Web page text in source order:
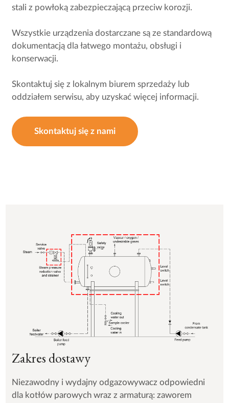
stali z powłoką zabezpieczającą przeciw korozji.
Wszystkie urządzenia dostarczane są ze standardową
dokumentacją dla łatwego montażu, obsługi i
konserwacji.
Skontaktuj się z lokalnym biurem sprzedaży lub
oddziałem serwisu, aby uzyskać więcej informacji.
Skontaktuj się z nami
Zakres dostawy
Niezawodny i wydajny odgazowywacz odpowiedni
dla kotłów parowych wraz z armaturą: zaworem